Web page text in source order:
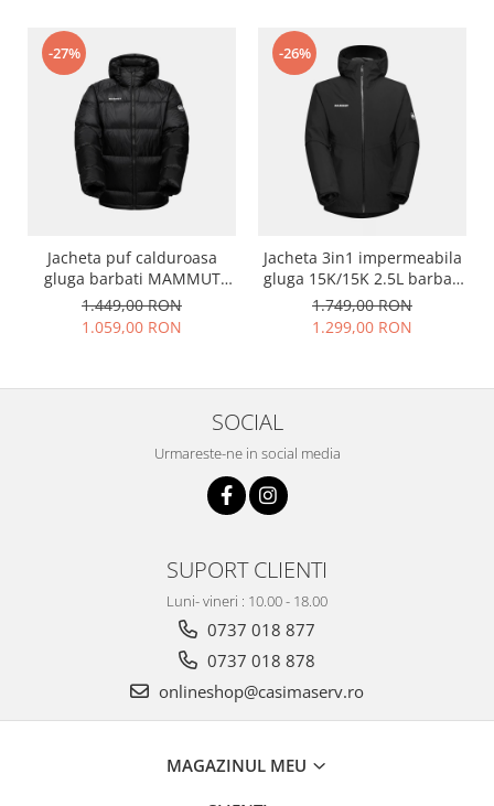
-27%
Jacheta puf calduroasa
gluga barbati MAMMUT
Glacier Glow negru
1.449,00 RON
1.059,00 RON
-26%
Jacheta 3in1 impermeabila
gluga 15K/15K 2.5L barbati
MAMMUT Alto Light HS
negru
1.749,00 RON
1.299,00 RON
SOCIAL
Urmareste-ne in social media
SUPORT CLIENTI
Luni- vineri : 10.00 - 18.00
0737 018 877
0737 018 878
onlineshop@casimaserv.ro
MAGAZINUL MEU